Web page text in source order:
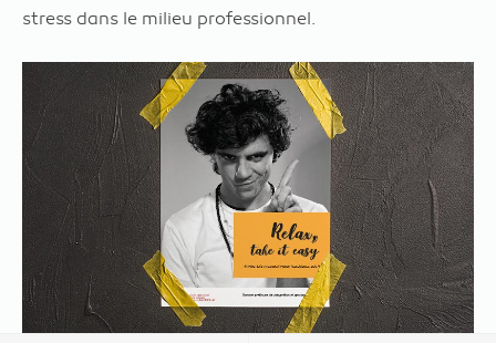
stress dans le milieu professionnel.